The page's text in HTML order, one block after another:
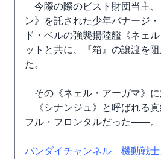
今際の際のビスト財団当主、
ン》を託された少年バナージ
ド・ベルの強襲揚陸艦《ネェ
ットと共に、『箱』の譲渡を
た。
その《ネェル・アーガマ》に
《シナンジュ》と呼ばれる真
フル・フロンタルだった――。
バンダイチャンネル 機動戦士